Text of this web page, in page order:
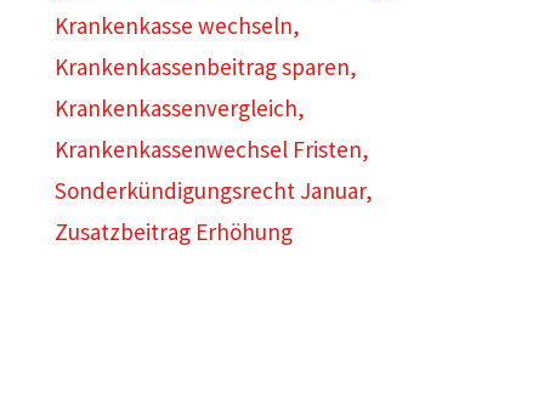
Krankenkasse wechseln,
Krankenkassenbeitrag sparen,
Krankenkassenvergleich,
Krankenkassenwechsel Fristen,
Sonderkündigungsrecht Januar,
Zusatzbeitrag Erhöhung